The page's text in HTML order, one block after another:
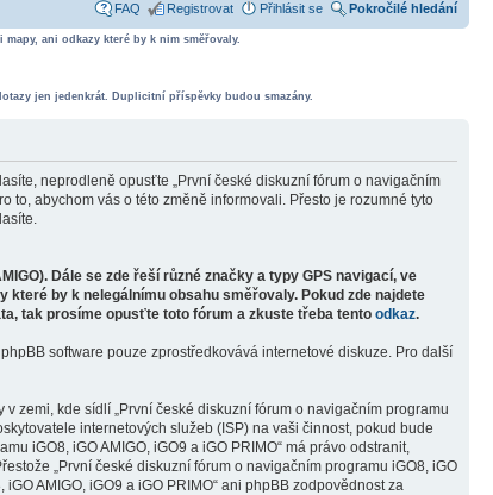
FAQ Registrovat Přihlásit se Pokročilé hledání
ani odkazy které by k nim směřovaly.
jen jedenkrát. Duplicitní příspěvky budou smazány.
neprodleně opusťte „První české diskuzní fórum o navigačním
to, abychom vás o této změně informovali. Přesto je rozumné tyto
Dále se zde řeší různé značky a typy GPS navigací, ve
by k nelegálnímu obsahu směřovaly. Pokud zde najdete
tak prosíme opusťte toto fórum a zkuste třeba tento odkaz.
phpBB software pouze zprostředkovává internetové diskuze. Pro další
zemi, kde sídlí „První české diskuzní fórum o navigačním programu
internetových služeb (ISP) na vaši činnost, pokud bude
iGO8, iGO AMIGO, iGO9 a iGO PRIMO“ má právo odstranit,
„První české diskuzní fórum o navigačním programu iGO8, iGO
AMIGO, iGO9 a iGO PRIMO“ ani phpBB zodpovědnost za